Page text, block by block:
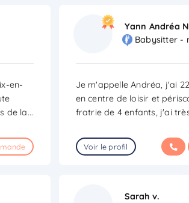
en-
de la...
Yann Andréa
Babysitter -
Je m'appelle Andréa, j'ai
en centre de loisir et
fratrie de 4 enfants, j'ai
Voir le profil
Sarah v.